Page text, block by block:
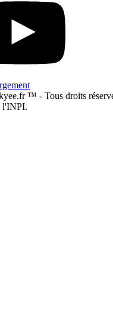
™ - Tous droits
l'INPI.